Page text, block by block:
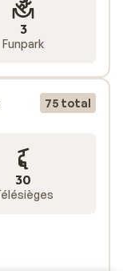
3
Funpark
75 total
30